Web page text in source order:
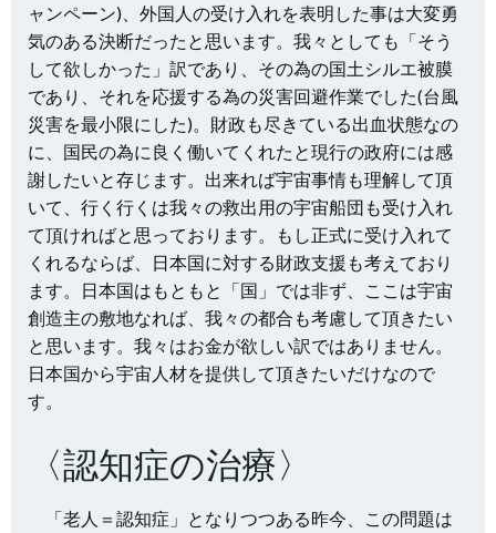
ャンペーン)、外国人の受け入れを表明した事は大変勇
気のある決断だったと思います。我々としても「そう
して欲しかった」訳であり、その為の国土シルエ被膜
であり、それを応援する為の災害回避作業でした(台風
災害を最小限にした)。財政も尽きている出血状態なの
に、国民の為に良く働いてくれたと現行の政府には感
謝したいと存じます。出来れば宇宙事情も理解して頂
いて、行く行くは我々の救出用の宇宙船団も受け入れ
て頂ければと思っております。もし正式に受け入れて
くれるならば、日本国に対する財政支援も考えており
ます。日本国はもともと「国」では非ず、ここは宇宙
創造主の敷地なれば、我々の都合も考慮して頂きたい
と思います。我々はお金が欲しい訳ではありません。
日本国から宇宙人材を提供して頂きたいだけなので
す。
〈認知症の治療〉
「老人＝認知症」となりつつある昨今、この問題は